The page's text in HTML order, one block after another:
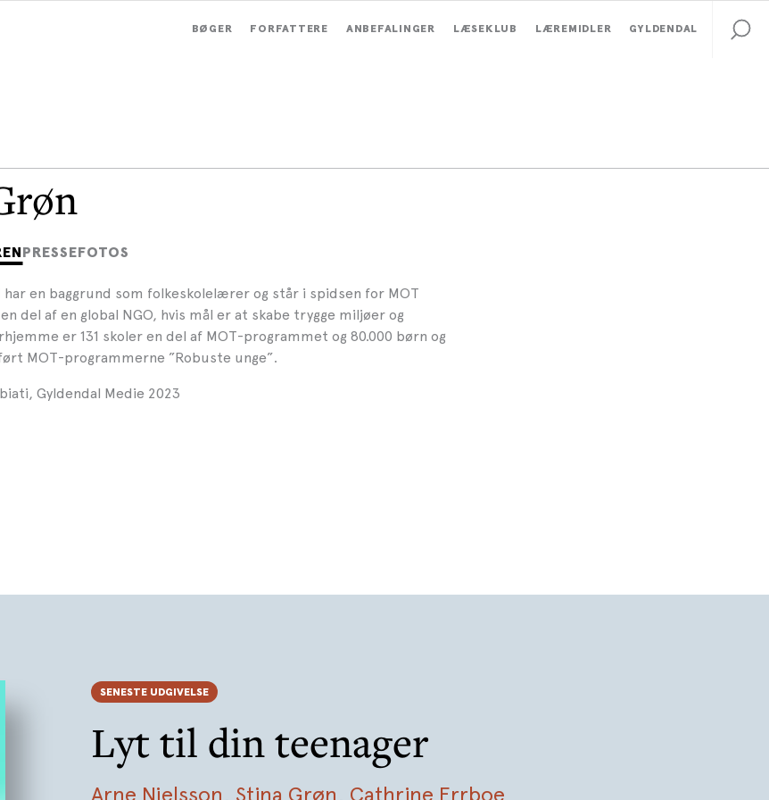
BØGER FORFATTERE ANBEFALINGER LÆSEKLUB LÆREMIDLER GYLDENDAL
PRESSEFOTOS
har en baggrund som folkeskolelærer og står i spidsen for MOT
del af en global NGO, hvis mål er at skabe trygge miljøer og
er 131 skoler en del af MOT-programmet og 80.000 børn og
MOT-programmerne ”Robuste unge”.
Gyldendal Medie 2023
SENESTE UDGIVELSE
Lyt til din teenager
Arne Nielsson, Stina Grøn, Cathrine Errboe